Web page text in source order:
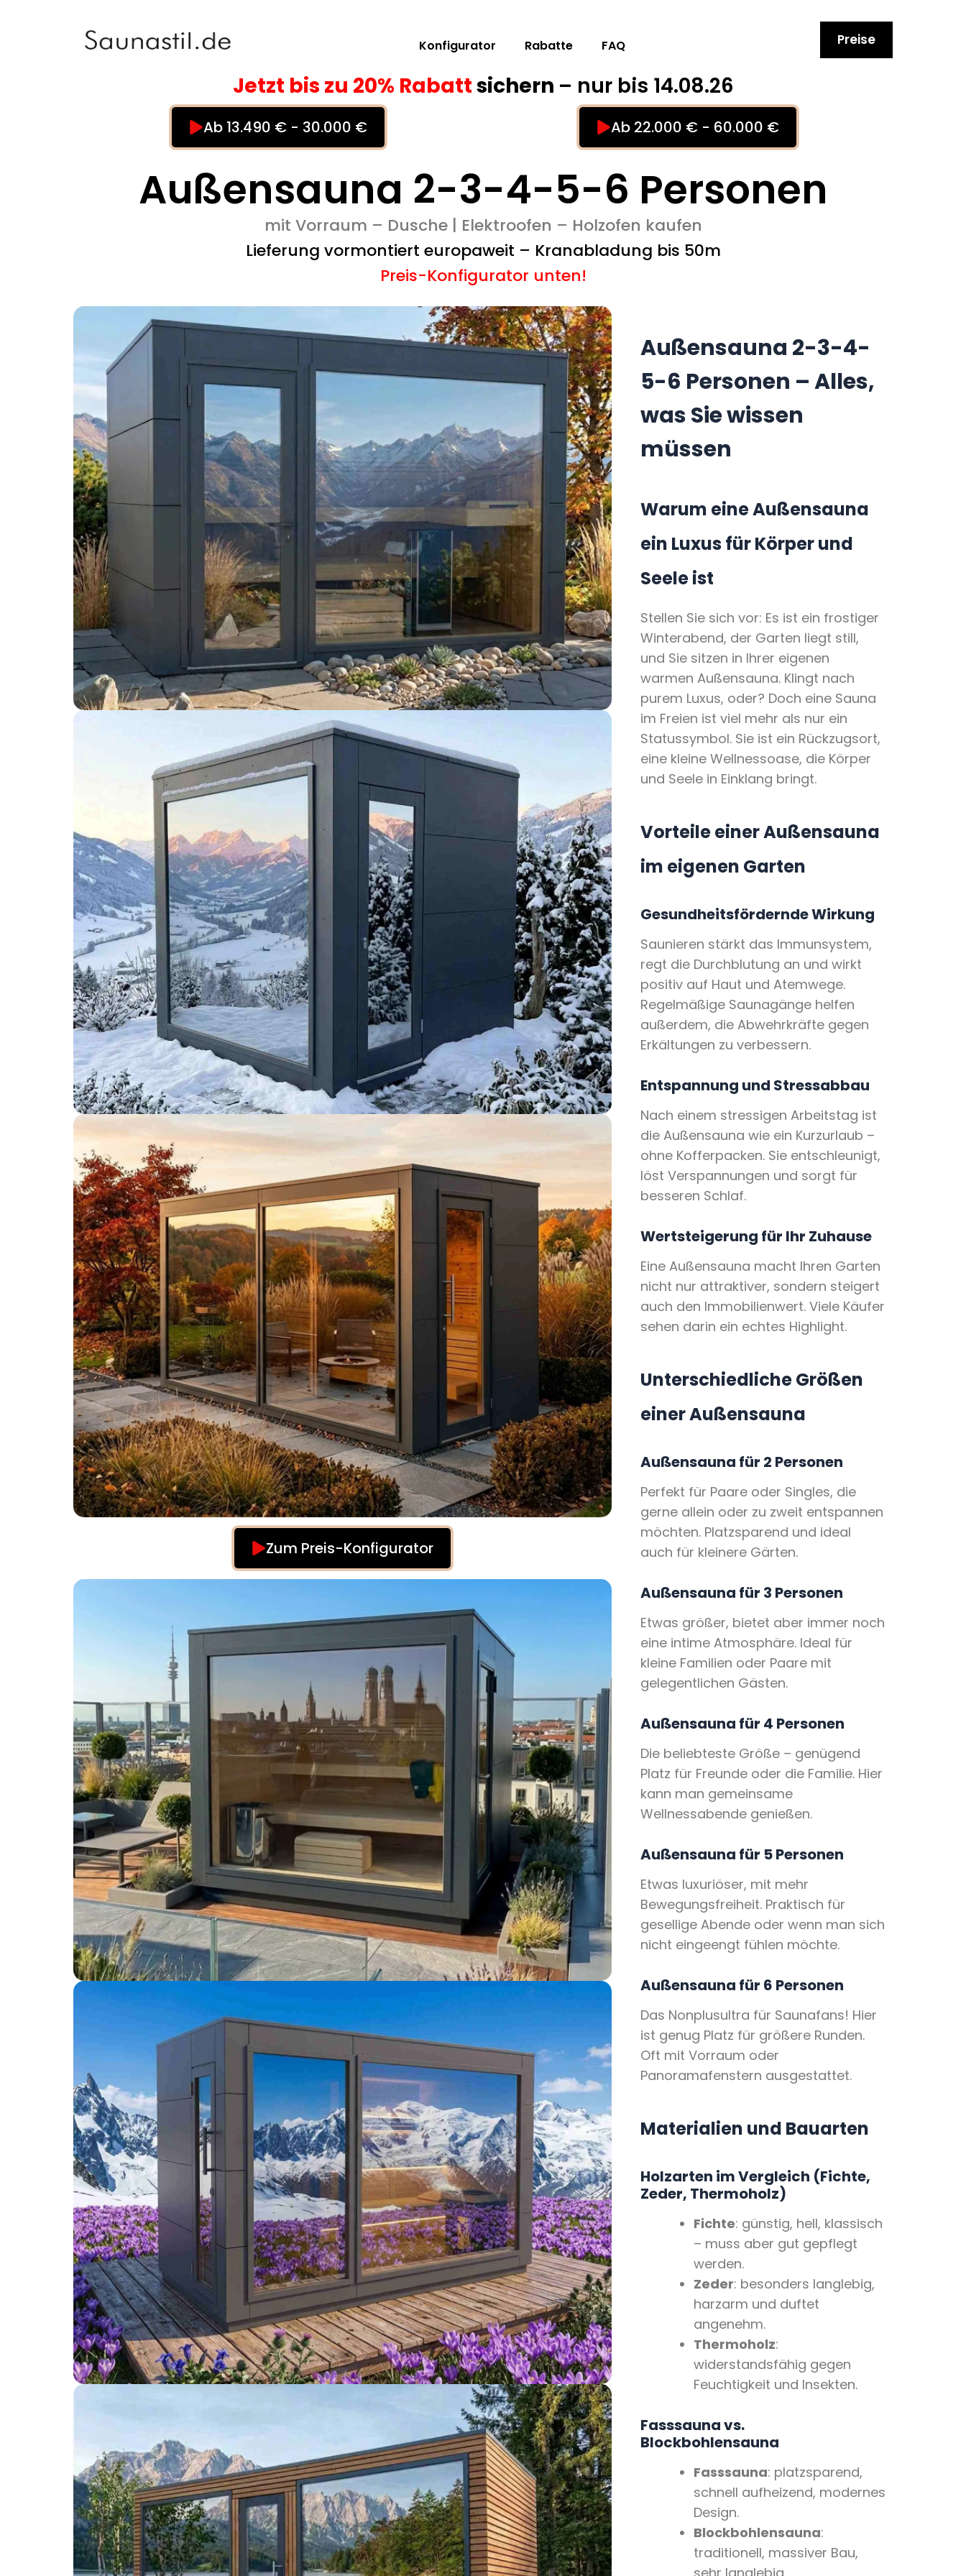
Konfigurator Rabatte FAQ Preise
Jetzt bis zu 20% Rabattsichern – nur bis 14.08.26
Ab 13.490 € - 30.000 € Ab 22.000 € - 60.000 €
Außensauna 2-3-4-5-6 Personen
mit Vorraum – Dusche | Elektroofen – Holzofen kaufen
Lieferung vormontiert europaweit – Kranabladung bis 50m
Preis-Konfigurator unten!
Zum Preis-Konfigurator
Außensauna 2-3-4-
5-6 Personen – Alles,
was Sie wissen
müssen
Warum eine Außensauna
ein Luxus für Körper und
Seele ist
Stellen Sie sich vor: Es ist ein frostiger
Winterabend, der Garten liegt still,
und Sie sitzen in Ihrer eigenen
warmen Außensauna. Klingt nach
purem Luxus, oder? Doch eine Sauna
im Freien ist viel mehr als nur ein
Statussymbol. Sie ist ein Rückzugsort,
eine kleine Wellnessoase, die Körper
und Seele in Einklang bringt.
Vorteile einer Außensauna
im eigenen Garten
Gesundheitsfördernde Wirkung
Saunieren stärkt das Immunsystem,
regt die Durchblutung an und wirkt
positiv auf Haut und Atemwege.
Regelmäßige Saunagänge helfen
außerdem, die Abwehrkräfte gegen
Erkältungen zu verbessern.
Entspannung und Stressabbau
Nach einem stressigen Arbeitstag ist
die Außensauna wie ein Kurzurlaub –
ohne Kofferpacken. Sie entschleunigt,
löst Verspannungen und sorgt für
besseren Schlaf.
Wertsteigerung für Ihr Zuhause
Eine Außensauna macht Ihren Garten
nicht nur attraktiver, sondern steigert
auch den Immobilienwert. Viele Käufer
sehen darin ein echtes Highlight.
Unterschiedliche Größen
einer Außensauna
Außensauna für 2 Personen
Perfekt für Paare oder Singles, die
gerne allein oder zu zweit entspannen
möchten. Platzsparend und ideal
auch für kleinere Gärten.
Außensauna für 3 Personen
Etwas größer, bietet aber immer noch
eine intime Atmosphäre. Ideal für
kleine Familien oder Paare mit
gelegentlichen Gästen.
Außensauna für 4 Personen
Die beliebteste Größe – genügend
Platz für Freunde oder die Familie. Hier
kann man gemeinsame
Wellnessabende genießen.
Außensauna für 5 Personen
Etwas luxuriöser, mit mehr
Bewegungsfreiheit. Praktisch für
gesellige Abende oder wenn man sich
nicht eingeengt fühlen möchte.
Außensauna für 6 Personen
Das Nonplusultra für Saunafans! Hier
ist genug Platz für größere Runden.
Oft mit Vorraum oder
Panoramafenstern ausgestattet.
Materialien und Bauarten
Holzarten im Vergleich (Fichte,
Zeder, Thermoholz)
Fichte: günstig, hell, klassisch
– muss aber gut gepflegt
werden.
Zeder: besonders langlebig,
harzarm und duftet
angenehm.
Thermoholz:
widerstandsfähig gegen
Feuchtigkeit und Insekten.
Fasssauna vs.
Blockbohlensauna
Fasssauna: platzsparend,
schnell aufheizend, modernes
Design.
Blockbohlensauna:
traditionell, massiver Bau,